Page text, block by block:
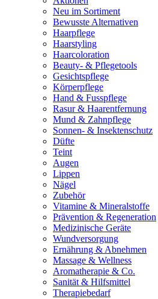
Neu im Sortiment
Bewusste Alternativen
Haarpflege
Haarstyling
Haarcoloration
Beauty- & Pflegetools
Gesichtspflege
Körperpflege
Hand & Fusspflege
Rasur & Haarentfernung
Mund & Zahnpflege
Sonnen- & Insektenschutz
Düfte
Teint
Augen
Lippen
Nägel
Zubehör
Vitamine & Mineralstoffe
Prävention & Regeneration
Medizinische Geräte
Wundversorgung
Ernährung & Abnehmen
Massage & Wellness
Aromatherapie & Co.
Sanität & Hilfsmittel
Therapiebedarf